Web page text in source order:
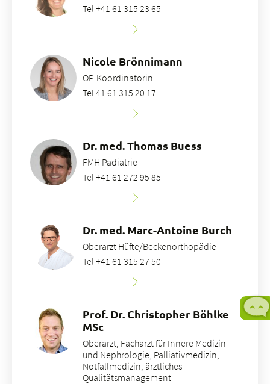
Tel +41 61 315 23 65
Nicole Brönnimann
OP-Koordinatorin
Tel 41 61 315 20 17
Dr. med. Thomas Buess
FMH Pädiatrie
Tel +41 61 272 95 85
Dr. med. Marc-Antoine Burch
Oberarzt Hüfte/Beckenorthopädie
Tel +41 61 315 27 50
Prof. Dr. Christopher Böhlke
MSc
Oberarzt, Facharzt für Innere Medizin
und Nephrologie, Palliativmedizin,
Notfallmedizin, ärztliches
Qualitätsmanagement